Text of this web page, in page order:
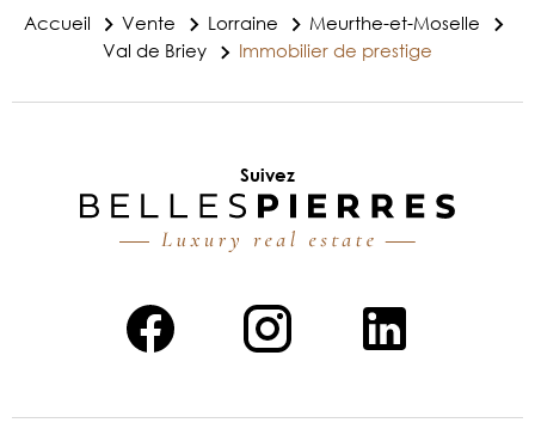
Accueil Vente Lorraine
Meurthe-et-Moselle
Val de Briey
Immobilier de prestige
Suivez